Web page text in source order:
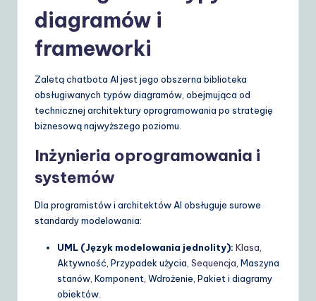
diagramów i
frameworki
Zaletą chatbota AI jest jego obszerna biblioteka
obsługiwanych typów diagramów, obejmująca od
technicznej architektury oprogramowania po strategię
biznesową najwyższego poziomu.
Inżynieria oprogramowania i
systemów
Dla programistów i architektów AI obsługuje surowe
standardy modelowania:
UML (Język modelowania jednolity): Klasa,
Aktywność, Przypadek użycia, Sequencja, Maszyna
stanów, Komponent, Wdrożenie, Pakiet i diagramy
obiektów.